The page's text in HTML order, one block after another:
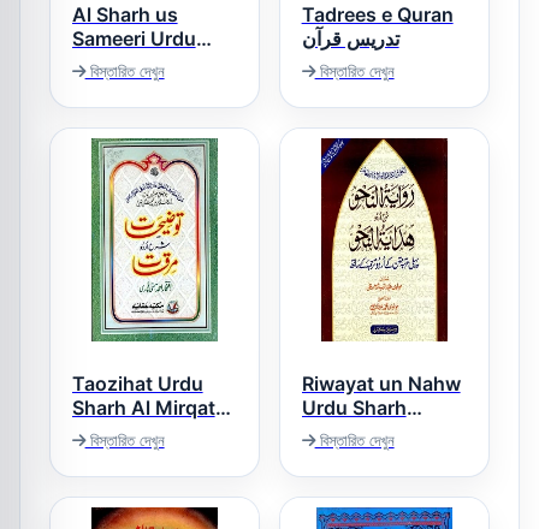
Al Sharh us
Sameeri Urdu
Sharh Mukhtasar
Ul Quduri الشرح
الثمیری اردو شرح
مختصر القدوری
বিস্তারিত দেখুন
Tadrees e Quran
تدریس قرآن
বিস্তারিত দেখুন
Taozihat Urdu
Sharh Al Mirqat
توضیحات اردو شرح
مرقات
বিস্তারিত দেখুন
Riwayat un Nahw
Urdu Sharh
Hidayat un Nahw
روایۃ النحو اردو شرح
ھدایۃ النحو
বিস্তারিত দেখুন